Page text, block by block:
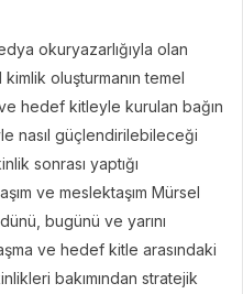
okuryazarlığıyla olan
oluşturmanın temel
hedef kitleyle kurulan bağın
nasıl güçlendirilebileceği
sonrası yaptığı
ve meslektaşım Mürsel
bugünü ve yarını
ve hedef kitle arasındaki
bakımından stratejik